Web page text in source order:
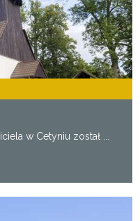
w Cetyniu został ...